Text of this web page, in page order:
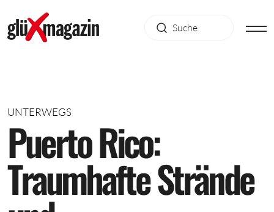
UNTERWEGS
PuertoRico:
TraumhafteStrände